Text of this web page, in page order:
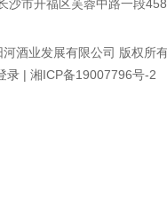
沙市开福区芙蓉中路一段
酒业发展有限公司 版权所
录 | 湘ICP备19007796号-2